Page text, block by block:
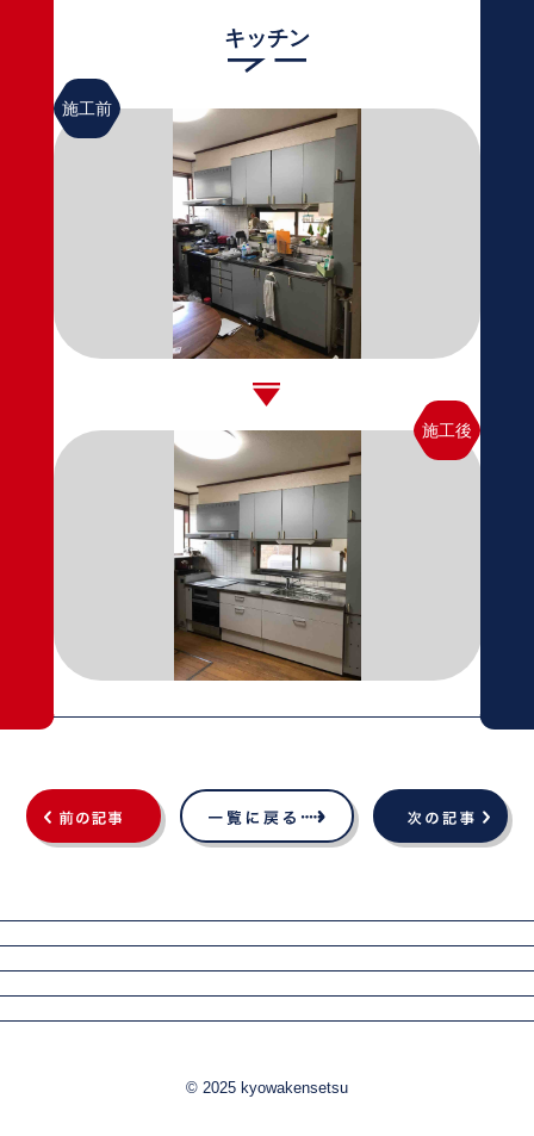
キッチン
施工前
施工後
© 2025 kyowakensetsu